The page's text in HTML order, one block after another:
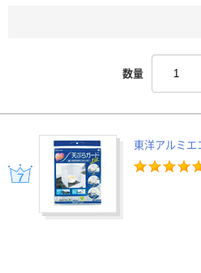
数量
東洋アルミエ